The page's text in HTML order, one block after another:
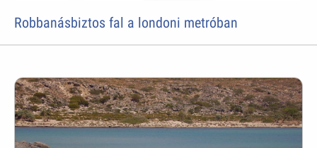
Robbanásbiztos fal a londoni metróban